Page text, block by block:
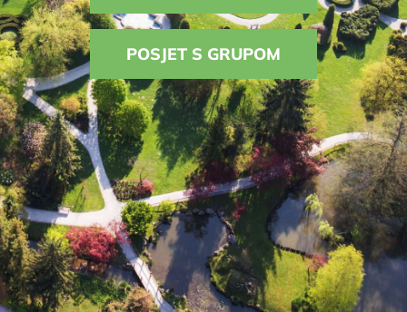
POSJET S GRUPOM